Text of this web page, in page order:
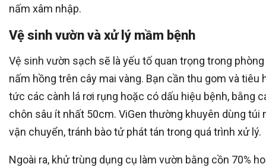
nấm xâm nhập.
Vệ sinh vườn và xử lý mầm bệnh
Vệ sinh vườn sạch sẽ là yếu tố quan trọng trong
nấm hồng trên cây mai vàng. Bạn cần thu gom và tiêu
tức các cành lá rơi rụng hoặc có dấu hiệu bệnh, bằng
chôn sâu ít nhất 50cm. ViGen thường khuyên dùng túi
vận chuyển, tránh bào tử phát tán trong quá trình xử lý.
Ngoài ra, khử trùng dụng cụ làm vườn bằng cồn 70%